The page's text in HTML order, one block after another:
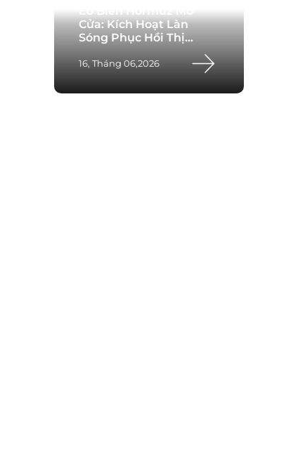
Cửa: Kích Hoạt Làn
Sóng Phục Hồi Thị
Cầu
16, Tháng 06,2026